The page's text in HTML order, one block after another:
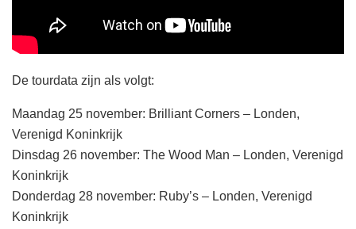
De tourdata zijn als volgt:
Maandag 25 november: Brilliant Corners – Londen,
Verenigd Koninkrijk
Dinsdag 26 november: The Wood Man – Londen, Verenigd
Koninkrijk
Donderdag 28 november: Ruby’s – Londen, Verenigd
Koninkrijk